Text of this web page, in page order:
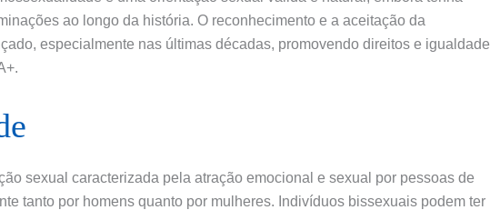
ao longo da história. O reconhecimento e a aceitação da
especialmente nas últimas décadas, promovendo direitos e igualdade
sexual caracterizada pela atração emocional e sexual por pessoas de
tanto por homens quanto por mulheres. Indivíduos bissexuais podem ter